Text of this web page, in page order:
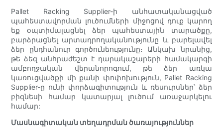
Pallet Racking Supplier-ի անհատականացված
պահեստավորման լուծումների միջոցով դուք կարող
եք օպտիմալացնել ձեր պահեստային տարածքը,
բարձրացնել արտադրողականությունը և բարելավել
ձեր ընդհանուր գործունեությունը։ Անկախ նրանից,
թե ձեզ անհրաժեշտ է դարակաշարերի համակարգի
ամբողջական վերանորոգում, թե ձեր առկա
կառուցվածքի մի քանի փոփոխություն, Pallet Racking
Supplier-ը ունի փորձագիտություն և ռեսուրսներ՝ ձեր
բիզնեսի համար կատարյալ լուծում առաջարկելու
համար:
Մասնագիտական ​​տեղադրման ծառայություններ